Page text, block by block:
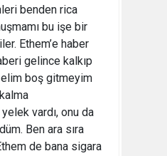
benden rica
bu işe bir
Ethem’e haber
gelince kalkıp
boş gitmeyim
vardı, onu da
Ben ara sıra
de bana sigara